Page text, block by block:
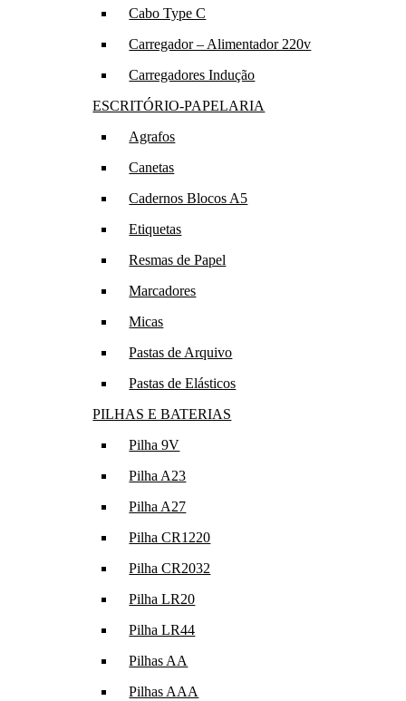
Cabo Type C
Carregador – Alimentador 220v
Carregadores Indução
ESCRITÓRIO-PAPELARIA
Agrafos
Canetas
Cadernos Blocos A5
Etiquetas
Resmas de Papel
Marcadores
Micas
Pastas de Arquivo
Pastas de Elásticos
PILHAS E BATERIAS
Pilha 9V
Pilha A23
Pilha A27
Pilha CR1220
Pilha CR2032
Pilha LR20
Pilha LR44
Pilhas AA
Pilhas AAA